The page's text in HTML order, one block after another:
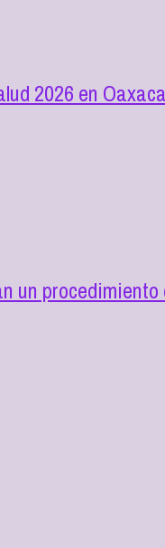
2026 en Oaxaca
un